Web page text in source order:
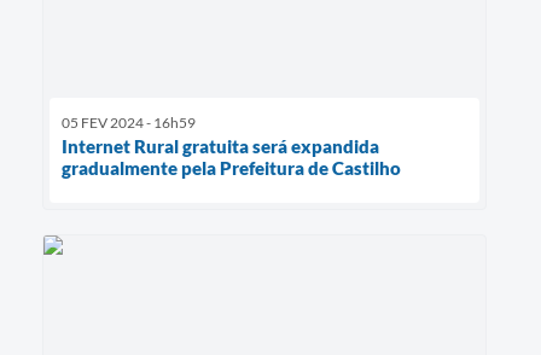
05 FEV 2024 - 16h59
Internet Rural gratuita será expandida
gradualmente pela Prefeitura de Castilho